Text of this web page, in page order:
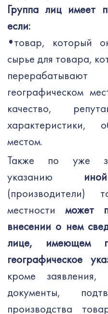
Группа лиц имеет
если:
•товар, который
сырье для товара,
географическом
качество,
характеристики,
местом.
Также по уже
указанию
(производители)
местности может
внесении о нем
лице, имеющем
географическое
кроме заявления,
документы,
производства